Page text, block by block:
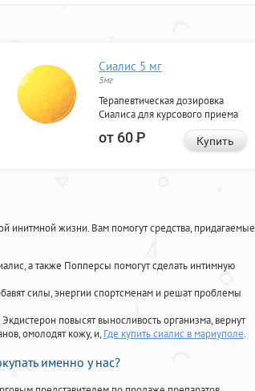
Сиалис 5 мг
5мг
Терапевтическая дозировка
Сиалиса для курсового приема
от 60Р Купить
инитмной жизни. Вам помогут средства, придагаемые
а также Попперсы помогут сделать интимную
силы, энергии спортсменам и решат проблемы
повысят выносливость организма, вернут
омолодят кожу, и, Где купить сиалис в мариуполе.
именно у нас?